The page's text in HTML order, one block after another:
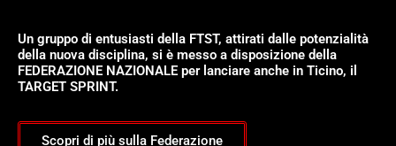
Un gruppo di entusiasti della FTST, attirati dalle potenzialità
della nuova disciplina, si è messo a disposizione della
FEDERAZIONE NAZIONALE per lanciare anche in Ticino, il
TARGET SPRINT.
Scopri di più sulla Federazione